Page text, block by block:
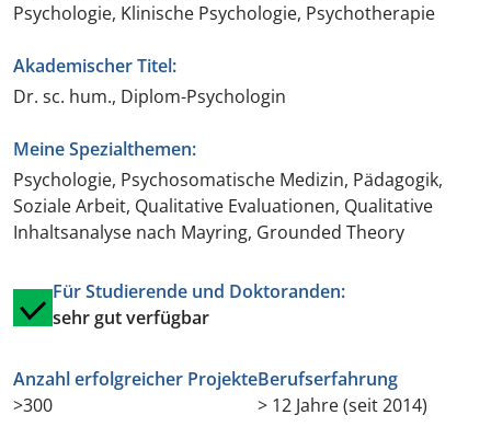
Psychologie, Klinische Psychologie, Psychotherapie
Akademischer Titel:
Dr. sc. hum., Diplom-Psychologin
Meine Spezialthemen:
Psychologie, Psychosomatische Medizin, Pädagogik,
Soziale Arbeit, Qualitative Evaluationen, Qualitative
Inhaltsanalyse nach Mayring, Grounded Theory
Für Studierende und Doktoranden:
sehr gut verfügbar
Anzahl erfolgreicher Projekte
>300
Berufserfahrung
> 12 Jahre (seit 2014)